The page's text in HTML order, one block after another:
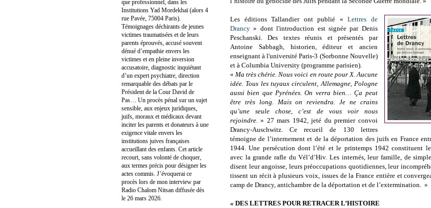
Les éditions Tallandier ont publié «Lettres de
Drancy » dont l'introduction est signée par Denis
Peschanski. Des textes réunis et présentés par
Antoine Sabbagh, historien, éditeur et ancien
enseignant à l'université Paris-3 (Sorbonne Nouvelle)
et à Columbia University (programme parisien).
«Ma très chérie. Nous voici en route pour X. Aucune
idée. Tous les tuyaux circulent, Allemagne, Pologne
aussi bien que Pyrénées. On verra bien… Ça peut
être très long. Mais on reviendra. Je ne crains
qu’une seule chose, c’est de vous voir nous
rejoindre.» 27 mars 1942, jeté du premier convoi
Drancy-Auschwitz. Ce recueil de 130 lettres
témoigne de l’internement et de la déportation des juifs en France
1944. Une persécution dont l’été et le printemps 1942 constituent
avec la grande rafle du Vél’d’Hiv. Les internés, leur famille, de
disent leur angoisse, leurs préoccupations quotidiennes, leur
tissent un récit à plusieurs voix, issues de la France entière et
camp de Drancy, antichambre de la déportation et de l’extermination. »
« DES LETTRES POUR RETRACER L’HISTOIRE
que professionnel, dans les
Institutions Yad Mordekhaï (alors 4
rue Pavée, 75004 Paris).
Témoignages déchirants de jeunes
victimes traumatisées et de leurs
parents éprouvés, accusé souvent
dénué d’empathie envers les
victimes et en pleine inversion
accusatoire, diagnostic inquiétant
d’un expert psychiatre, direction
remarquable des débats par le
Président de la Cour David de
Pas… Un procès pénal sur un sujet
sensible, aux enjeux juridiques,
juifs, moraux et médicaux devant
inciter les parents et donateurs à une
exigence vitale envers les
institutions juives françaises
accueillant des enfants. Cet article
recourt, sans volonté de choquer,
aux termes précis pour désigner les
actes commis. J’évoquerai ce
procès lors de mon interview par
Radio Chalom Nitsan diffusée dès
le 26 mars 2026.